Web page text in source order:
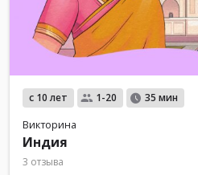
с 10 лет 1-20 35 мин
Викторина
Индия
3 отзыва